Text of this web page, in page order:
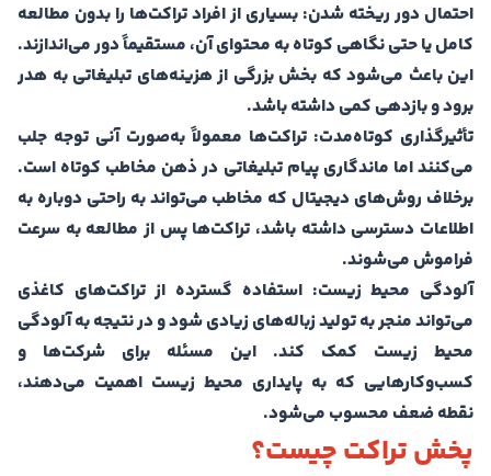
احتمال دور ریخته شدن: بسیاری از افراد تراکت‌ها را بدون مطالعه
کامل یا حتی نگاهی کوتاه به محتوای آن، مستقیماً دور می‌اندازند.
این باعث می‌شود که بخش بزرگی از هزینه‌های تبلیغاتی به هدر
برود و بازدهی کمی داشته باشد.
تأثیرگذاری کوتاه‌مدت: تراکت‌ها معمولاً به‌صورت آنی توجه جلب
می‌کنند اما ماندگاری پیام تبلیغاتی در ذهن مخاطب کوتاه است.
برخلاف روش‌های دیجیتال که مخاطب می‌تواند به راحتی دوباره به
اطلاعات دسترسی داشته باشد، تراکت‌ها پس از مطالعه به سرعت
فراموش می‌شوند.
آلودگی محیط زیست: استفاده گسترده از تراکت‌های کاغذی
می‌تواند منجر به تولید زباله‌های زیادی شود و در نتیجه به آلودگی
محیط زیست کمک کند. این مسئله برای شرکت‌ها و
کسب‌وکارهایی که به پایداری محیط زیست اهمیت می‌دهند،
نقطه ضعف محسوب می‌شود.
پخش تراکت چیست؟